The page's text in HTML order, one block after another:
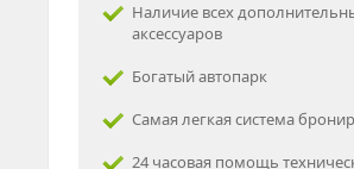
Наличие всех
аксессуаров
Богатый автопарк
Самая легкая система
24 часовая помощь